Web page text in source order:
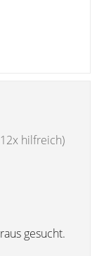
hilfreich)
gesucht.